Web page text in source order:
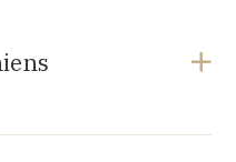
2000 Neuchâtel